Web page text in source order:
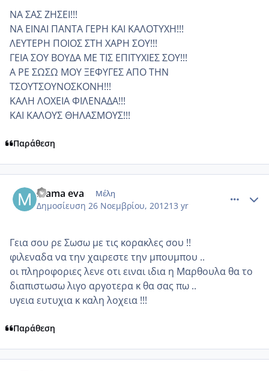
ΝΑ ΣΑΣ ΖΗΣΕΙ!!!
ΝΑ ΕΙΝΑΙ ΠΑΝΤΑ ΓΕΡΗ ΚΑΙ ΚΑΛΟΤΥΧΗ!!!
ΛΕΥΤΕΡΗ ΠΟΙΟΣ ΣΤΗ ΧΑΡΗ ΣΟΥ!!!
ΓΕΙΑ ΣΟΥ ΒΟΥΔΑ ΜΕ ΤΙΣ ΕΠΙΤΥΧΙΕΣ ΣΟΥ!!!
Α ΡΕ ΣΩΣΩ ΜΟΥ ΞΕΦΥΓΕΣ ΑΠΟ ΤΗΝ
ΤΣΟΥΤΣΟΥΝΟΣΚΟΝΗ!!!
ΚΑΛΗ ΛΟΧΕΙΑ ΦΙΛΕΝΑΔΑ!!!
ΚΑΙ ΚΑΛΟΥΣ ΘΗΛΑΣΜΟΥΣ!!!
Παράθεση
mama eva Μέλη
Δημοσίευση 26 Νοεμβρίου, 201213 yr
Γεια σου ρε Σωσω με τις κορακλες σου !!
φιλεναδα να την χαιρεστε την μπουμπου ..
οι πληροφοριες λενε οτι ειναι ιδια η Μαρθουλα θα το
διαπιστωσω λιγο αργοτερα κ θα σας πω ..
υγεια ευτυχια κ καλη λοχεια !!!
Παράθεση